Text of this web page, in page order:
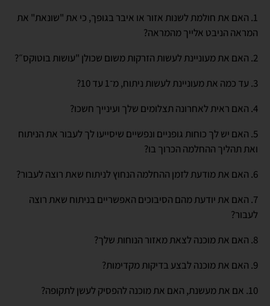
1. האם את חולמת לשנות אזור או איבר בגופך, כי את "שונאת" את
המראה הניבט אלייך מהמראה?
2. האם את מעוניינת לעשות הזרקות משום שכולן "עושות בוטוקס״?
3. עד כמה את מעוניינת לעשות ניתוח, מ־1 עד 10?
4. האם ראית לאחרונה תצלומים שלך ועינייך חשכו?
5. האם יש לך כוחות גופניים ונפשיים שיסייעו לך לעבור את הניתוח
ואת תהליך ההחלמה הכרוך בו?
6. האם את מודעת לזמן ההחלמה הנחוץ לניתוח שאת רוצה לעבור?
7. האם את יודעת מהם הסיבוכים האפשריים בניתוח שאת רוצה
לעבור?
8. האם את מוכנה לצאת מאזור הנוחות שלך?
9. האם את מוכנה לבצע בדיקות מקדימות?
10. אם את מעשנת, האם את מוכנה להפסיק לעשן לתקופה?